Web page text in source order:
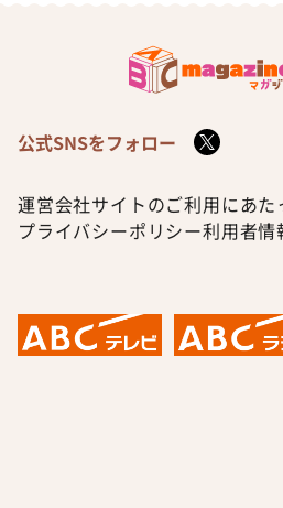
公式SNSをフォロー
運営会社サイトのご利用にあた
プライバシーポリシー利用者情